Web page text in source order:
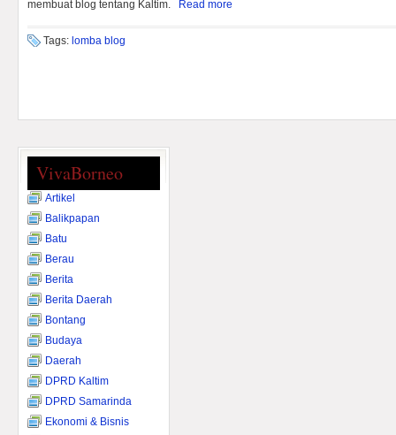
membuat blog tentang Kaltim.
Read more
Tags: lomba blog
VivaBorneo
Artikel
Balikpapan
Batu
Berau
Berita
Berita Daerah
Bontang
Budaya
Daerah
DPRD Kaltim
DPRD Samarinda
Ekonomi & Bisnis